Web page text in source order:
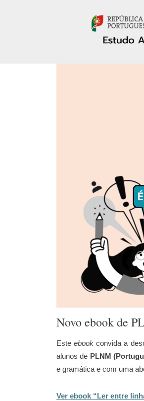
Novo ebook de
Este ebook convida a
alunos de PLNM
e gramática e com uma
Ver ebook “Ler entre